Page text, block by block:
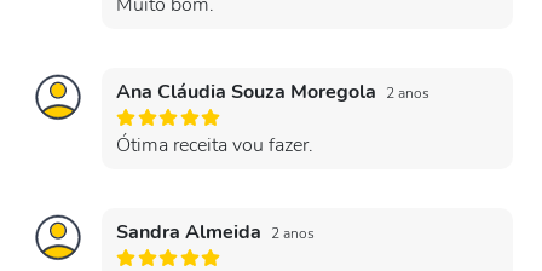
Ana Cláudia Souza Moregola 2 anos
Ótima receita vou fazer.
Sandra Almeida 2 anos